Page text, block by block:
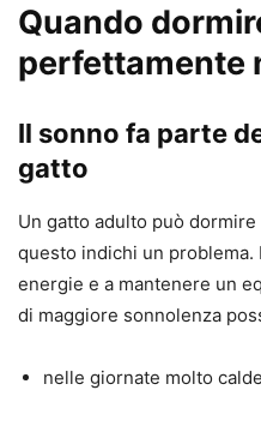
Quando
perfettamente
Il sonno fa parte
gatto
Un gatto adulto può
questo indichi un
energie e a mantenere un
di maggiore sonnolenza
nelle giornate molto calde